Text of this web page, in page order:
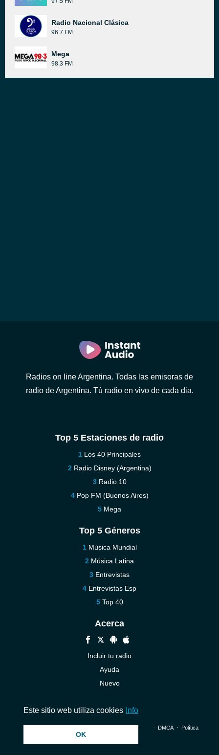
Radio Nacional Clásica
96.7 FM
Mega
98.3 FM
Radios on line Argentina. Todas las emisoras de
radio de Argentina. Tú radio en vivo de cada dia.
Top 5 Estaciones de radio
Los 40 Principales
Radio Disney (Argentina)
Radio 10
Pop FM (Buenos Aires)
Mega
Top 5 Géneros
Música Mundial
Música Latina
Entrevistas
Entrevistas Esp
Top 40
Acerca
Incluir tu radio
Ayuda
Nuevo
© 2026 InstantAudio. Reservados todos los derechos. ・ DMCA・ Política
Este sitio web utiliza cookies Info
OK